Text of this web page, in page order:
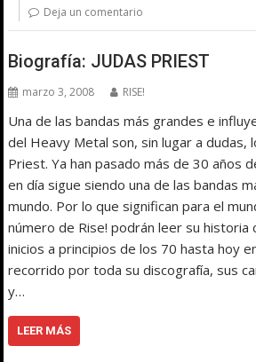
Deja un comentario
Biografía: JUDAS PRIEST
marzo 3, 2008 RISE!
Una de las bandas más grandes e
del Heavy Metal son, sin lugar a dudas,
Priest. Ya han pasado más de 30 años
en día sigue siendo una de las bandas
mundo. Por lo que significan para el
número de Rise! podrán leer su historia
inicios a principios de los 70 hasta hoy
recorrido por toda su discografía, sus
y…
LEER MÁS